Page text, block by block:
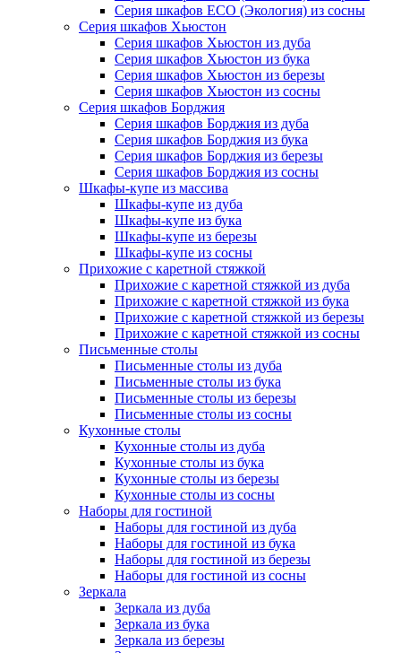
Серия шкафов ECO (Экология) из сосны
Серия шкафов Хьюстон
Серия шкафов Хьюстон из дуба
Серия шкафов Хьюстон из бука
Серия шкафов Хьюстон из березы
Серия шкафов Хьюстон из сосны
Серия шкафов Борджия
Серия шкафов Борджия из дуба
Серия шкафов Борджия из бука
Серия шкафов Борджия из березы
Серия шкафов Борджия из сосны
Шкафы-купе из массива
Шкафы-купе из дуба
Шкафы-купе из бука
Шкафы-купе из березы
Шкафы-купе из сосны
Прихожие с каретной стяжкой
Прихожие с каретной стяжкой из дуба
Прихожие с каретной стяжкой из бука
Прихожие с каретной стяжкой из березы
Прихожие с каретной стяжкой из сосны
Письменные столы
Письменные столы из дуба
Письменные столы из бука
Письменные столы из березы
Письменные столы из сосны
Кухонные столы
Кухонные столы из дуба
Кухонные столы из бука
Кухонные столы из березы
Кухонные столы из сосны
Наборы для гостиной
Наборы для гостиной из дуба
Наборы для гостиной из бука
Наборы для гостиной из березы
Наборы для гостиной из сосны
Зеркала
Зеркала из дуба
Зеркала из бука
Зеркала из березы